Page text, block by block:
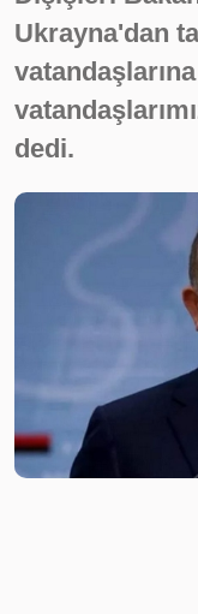
Ukrayna'dan
dedi.